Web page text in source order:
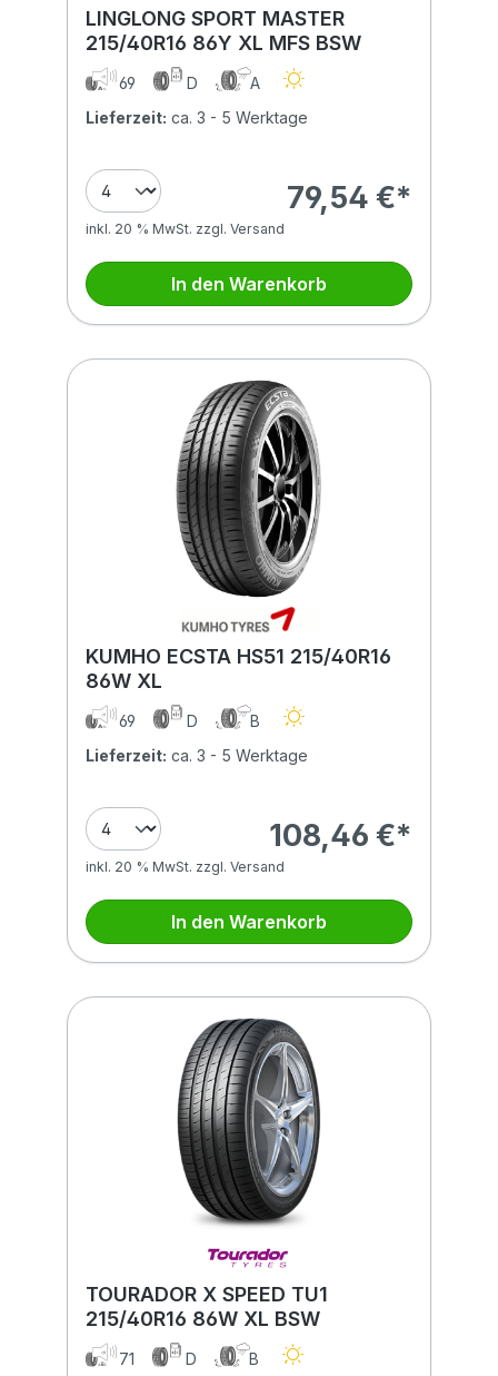
LINGLONG SPORT MASTER
215/40R16 86Y XL MFS BSW
69 D
A
Lieferzeit: ca. 3 - 5 Werktage
79,54 €*
inkl. 20 % MwSt. zzgl. Versand
In den Warenkorb
KUMHO ECSTA HS51 215/40R16
86W XL
69 D
B
Lieferzeit: ca. 3 - 5 Werktage
108,46 €*
inkl. 20 % MwSt. zzgl. Versand
In den Warenkorb
TOURADOR X SPEED TU1
215/40R16 86W XL BSW
71 D
B